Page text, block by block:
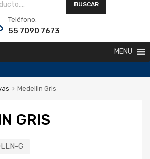
BUSCAR
Teléfono:
55 7090 7673
MENU
Medellin Gris
GRIS
G